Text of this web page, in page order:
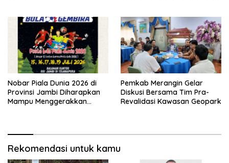
Nobar Piala Dunia 2026 di
Provinsi Jambi Diharapkan
Mampu Menggerakkan
Pemkab Merangin Gelar
Diskusi Bersama Tim Pra-
Revalidasi Kawasan Geopark
Rekomendasi untuk kamu